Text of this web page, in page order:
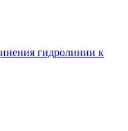
гидролинии к